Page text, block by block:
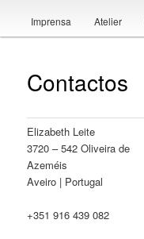
Imprensa Atelier
Contactos
Elizabeth Leite
3720 – 542 Oliveira de
Azeméis
Aveiro | Portugal
+351 916 439 082